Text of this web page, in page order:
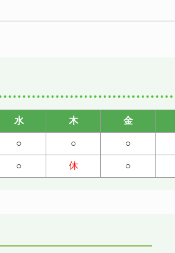
水 木 金
○ ○ ○
○ 休 ○